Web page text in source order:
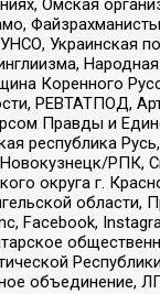
Омская
Украинская
Коренного
РЕВТАТПОД,
Правды и
республика
Новокузнецк/
округа г.
области,
Facebook,
объединение,